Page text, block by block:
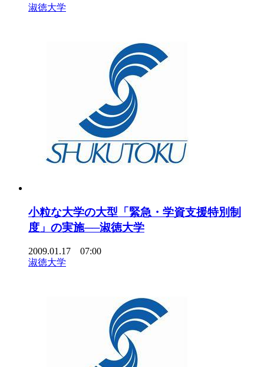
淑徳大学
小粒な大学の大型「緊急・学資支援特別制
度」の実施──淑徳大学
2009.01.17 07:00
淑徳大学